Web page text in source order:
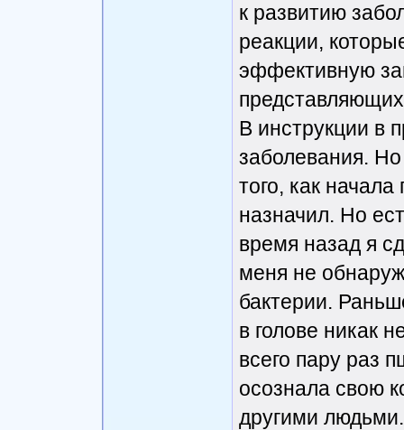
к развитию
реакции,
эффективную
В инструкции в
заболевания.
того, как
назначил. Но
время назад я
меня не
бактерии.
в голове никак
всего пару раз
осознала свою
другими